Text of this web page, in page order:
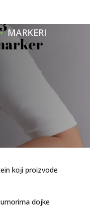
MARKERI
koji proizvode
dojke